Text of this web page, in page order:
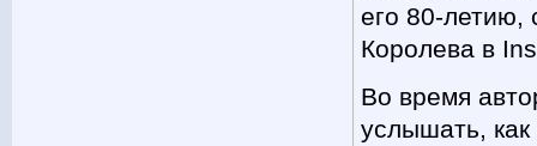
его 80-летию,
Королева в
Во время
услышать,